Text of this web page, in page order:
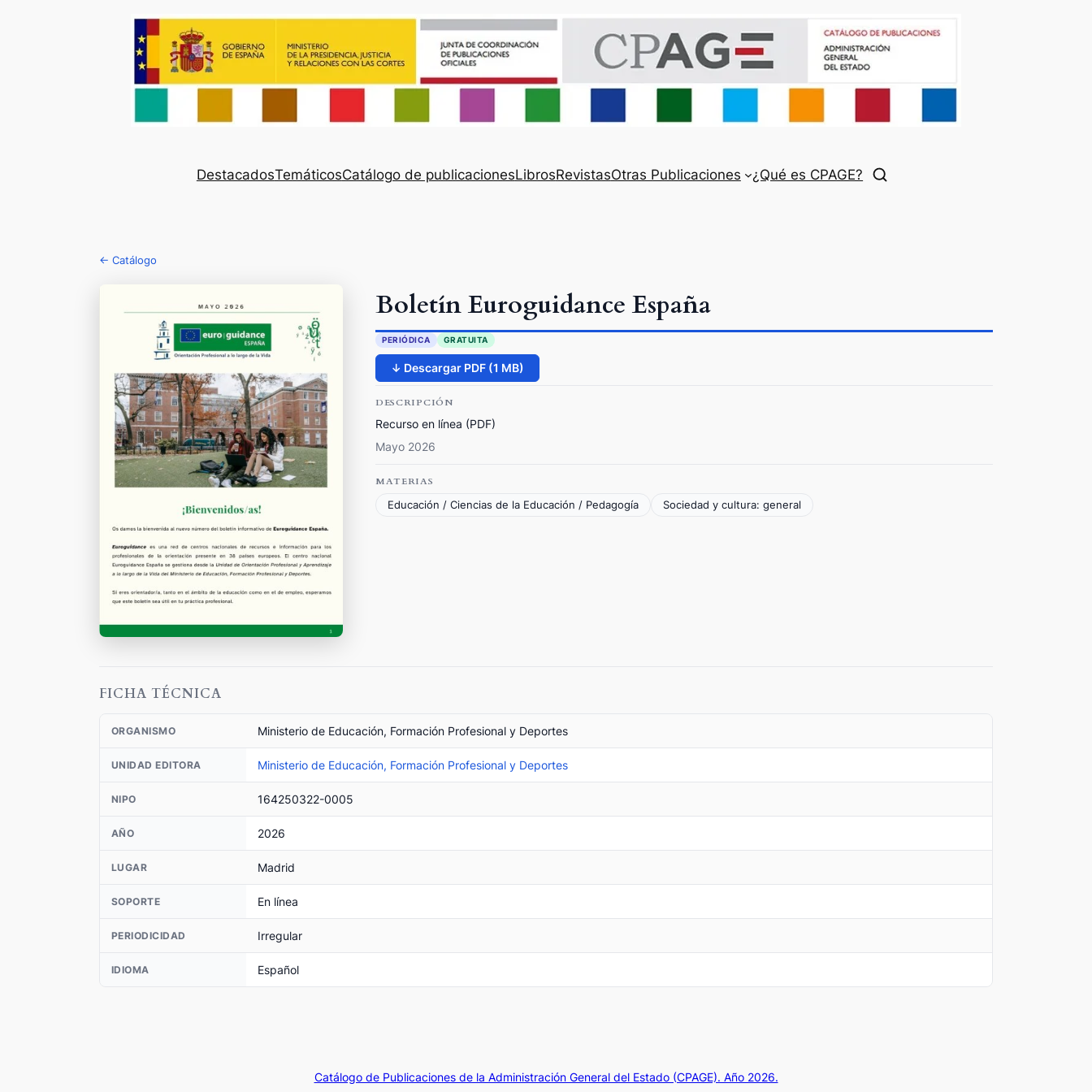
DestacadosTemáticosCatálogo de publicacionesLibrosRevistasOtras Publicaciones ¿Qué es CPAGE?
← Catálogo
Boletín Euroguidance España
PERIÓDICA GRATUITA
↓ Descargar PDF (1 MB)
DESCRIPCIÓN
Recurso en línea (PDF)
Mayo 2026
MATERIAS
Educación / Ciencias de la Educación / Pedagogía
Sociedad y cultura: general
FICHA TÉCNICA
ORGANISMO Ministerio de Educación, Formación Profesional y Deportes
UNIDAD EDITORA Ministerio de Educación, Formación Profesional y Deportes
NIPO 164250322-0005
AÑO 2026
LUGAR Madrid
SOPORTE En línea
PERIODICIDAD Irregular
IDIOMA Español
Catálogo de Publicaciones de la Administración General del Estado (CPAGE). Año 2026.